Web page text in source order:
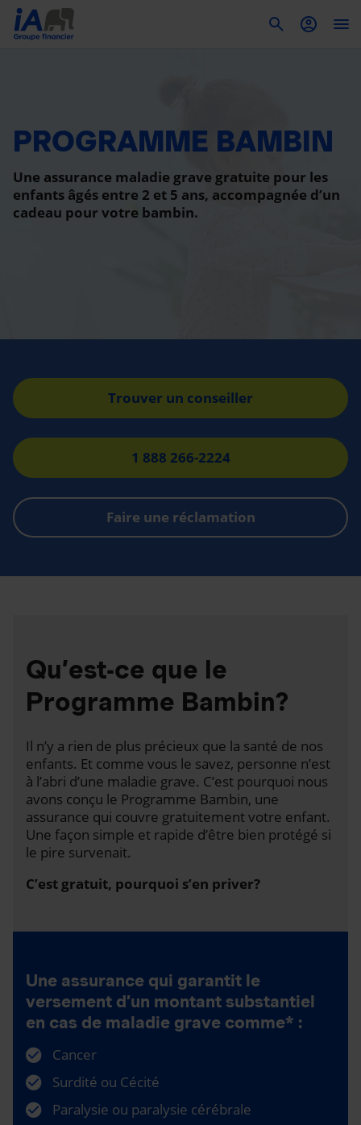
PROGRAMME BAMBIN
Une assurance maladie grave gratuite pour les
enfants âgés entre 2 et 5 ans, accompagnée d’un
cadeau pour votre bambin.
Trouver un conseiller
1 888 266-2224
Faire une réclamation
Qu’est-ce que le
Programme Bambin?
Il n’y a rien de plus précieux que la santé de nos
enfants. Et comme vous le savez, personne n’est
à l’abri d’une maladie grave. C’est pourquoi nous
avons conçu le Programme Bambin, une
assurance qui couvre gratuitement votre enfant.
Une façon simple et rapide d’être bien protégé si
le pire survenait.
C’est gratuit, pourquoi s’en priver?
Une assurance qui garantit le
versement d’un montant substantiel
en cas de maladie grave comme* :
Cancer
Surdité ou Cécité
Paralysie ou paralysie cérébrale